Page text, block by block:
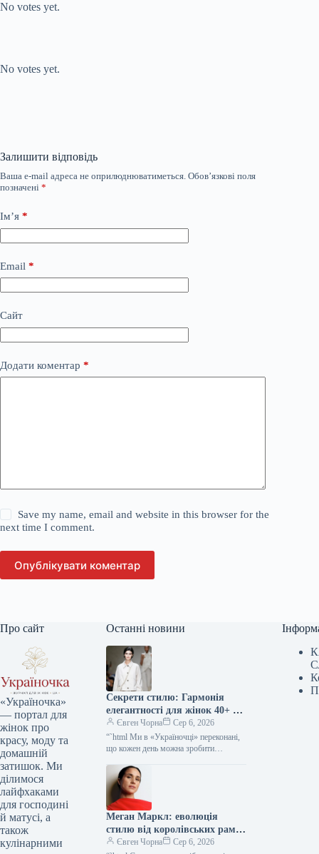
No votes yet.
No votes yet.
Залишити відповідь
Ваша e-mail адреса не оприлюднюватиметься. Обов’язкові поля
позначені *
Ім’я *
Email *
Сайт
Додати коментар *
Save my name, email and website in this browser for the
next time I comment.
Опублікувати коментар
Про сайт
«Україночка»
— портал для
жінок про
красу, моду та
домашній
затишок. Ми
ділимося
лайфхаками
для господині
й матусі, а
також
кулінарними
Останні новини
Секрети стилю: Гармонія
елегантності для жінок 40+ від
топ-стилістки
Євген Чорна
Сер 6, 2026
“`html Ми в «Україночці» переконані,
що кожен день можна зробити
трішки натхнення. Сьогодні ми
розбираємося…
Меган Маркл: еволюція
стилю від королівських рамок
до тренду тихої розкоші
Євген Чорна
Сер 6, 2026